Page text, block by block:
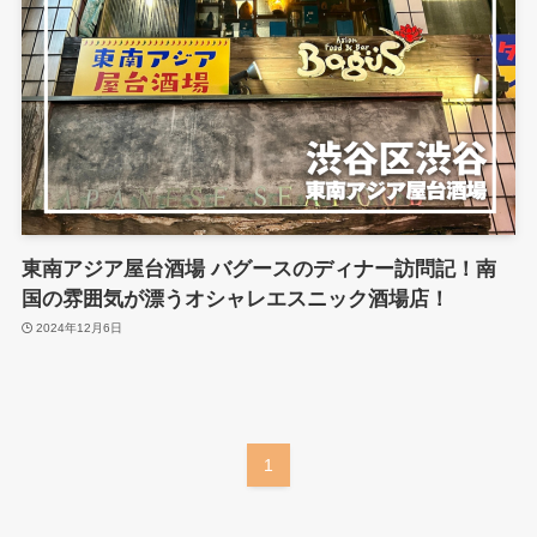
東南アジア屋台酒場 バグースのディナー訪問記！南
国の雰囲気が漂うオシャレエスニック酒場店！
2024年12月6日
1